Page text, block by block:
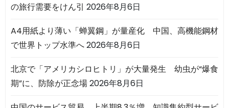
の旅行需要をけん引 2026年8月6日
A4用紙より薄い「蝉翼鋼」が量産化 中国、高機能鋼材
で世界トップ水準へ2026年8月6日
北京で「アメリカシロヒトリ」が大量発生 幼虫が“爆食
期”に、防除が正念場2026年8月6日